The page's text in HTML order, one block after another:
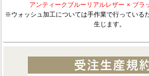
アンティークブルーリアルレザー × ブラ
※ウォッシュ加工については手作業で行っている
生じます。